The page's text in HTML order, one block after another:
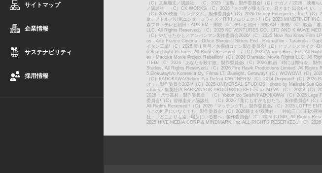
サイトマップ
企業情報
サステナビリティ
採用情報
（C）真藤順丈／講談社 （C）2025「宝島」製作委員会/ （C）ナガノ / 2026「映画ち
／講談社 （C）CK WORKS/ （C）2026「あの星が降る丘で、君とまた出会いたい。
（C）2026映画「キングダム」製作委員会/ （C）2026 Disney Enterprises, Inc./ （C
京テアトル／NHKエンタープライズ／RIKIプロジェクト / （C）2023 MINSTINCT
森プロ・テレビ朝日・ADK EM・東映（C）テレビ朝日・東映AG・東映/ （C）映画「
LLC. All Rights Reserved./ （C）2025 KC VENTURES CO., LTD AND K WAVE
（C）やなせたかし／アンパンマン製作委員会2026/ （C）2025 Now You Know Film
os - Arte France Cinema - Office Shirous - Bitters End - Heimatfilm - Tarantula -
イタン工業 / （C）2026 青山剛昌／名探偵コナン製作委員会/ （C）ヒプノシスマイク -
6 Searchlight Pictures. All Rights Reserved. / （C）2025 Warner Bros. Ent. All
ex・Madoka Movie Project Rebellion/ （C）2026 Dramatic Movie Rights LLC. All
ITED/ （C）2026「あなたを殺す旅」製作委員会/ （C）2026 映画「時には懺悔を」製
Studios. All Rights Reserved./ （C）2026 Fire Hawk Productions Limited. All Rights
5 Elokuvayh/o Komee4a Oy, Filmai LT, Bluelight, Getaway/ （C）WOWOW/ （C）
（C）KADOKAWA/Sekiro: No Defeat PARTNERS/ （C）2024 Dogwoof / （C）2026
け！』製作委員会2024/ （C）2025 UNIVERSAL STUDIOS photo by Melinda Sue
ictures・集英社 /A SARKANYOK PRODUKCIO KFT es az MTVA （C） 2025/ （C）
2026「八つ墓村」製作委員会 （C）Yokomizo Seishi/KADOKAWA/ （C）2025 Legs
委員会/ （C）曽根圭介／講談社 （C）2026「藁にもすがる獣たち」製作委員会/ （C
All Rights Reserved./ （C）2026『マッチングTL』製作委員会/ （C）2025 LOTTE
うこの世界にいなくても」製作委員会/ （C）2026藤まる/双葉社・「時給三〇〇円の死
社・『どこよりも遠い場所にいる君へ』製作委員会/ （C）2026 CTMG. All Rights
2025 HIVE MEDIA CORP & MINDMARK, Inc ALL RIGHTS RESERVED./ （C）